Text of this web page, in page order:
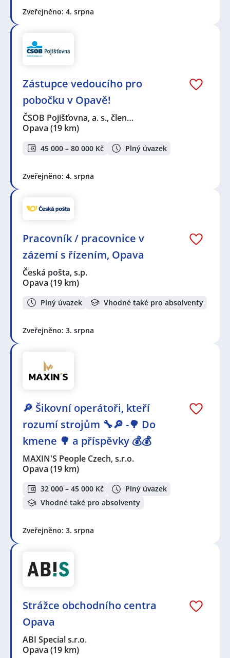
Zveřejněno: 4. srpna
Zástupce vedoucího pro
pobočku v Opavě!
ČSOB Pojišťovna, a. s., člen…
Opava (19 km)
45 000 – 80 000 Kč Plný úvazek
Zveřejněno: 4. srpna
Pracovník / pracovnice v
zázemí s řízením, Opava
Česká pošta, s.p.
Opava (19 km)
Plný úvazek Vhodné také pro absolventy
Zveřejněno: 3. srpna
🔎 Šikovní operátoři, kteří
rozumí strojům 🔧🔎 -🌳 Do
kmene 🌳 a příspěvky 💰💰
MAXIN'S People Czech, s.r.o.
Opava (19 km)
32 000 – 45 000 Kč
Plný úvazek
Vhodné také pro absolventy
Zveřejněno: 3. srpna
Strážce obchodního centra
Opava
ABI Special s.r.o.
Opava (19 km)